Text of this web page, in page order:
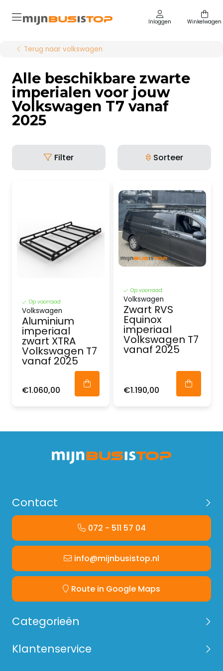
Inloggen Winkelwagen
Terug naar volkswagen
Alle beschikbare zwarte
imperialen voor jouw
Volkswagen T7 vanaf
2025
Filter Sorteer
Op voorraad
Volkswagen
Aluminium
imperiaal
zwart XTRA
Volkswagen T7
vanaf 2025
€1.060,00
Op voorraad
Volkswagen
Zwart RVS
Equinox
imperiaal
Volkswagen T7
vanaf 2025
€1.190,00
Contact
072 - 511 57 04
info@mijnbusistop.nl
Route in Google Maps
Categorieën
Klantenservice